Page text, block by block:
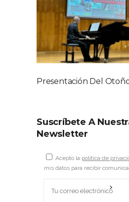
Presentación Del
Suscríbete A
Newsletter
Acepto la política de
mis datos para recibir